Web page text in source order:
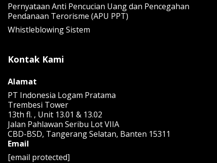
Pernyataan Anti Pencucian Uang dan Pencegahan
Pendanaan Terorisme (APU PPT)
Whistleblowing Sistem
Kontak Kami
Alamat
PT Indonesia Logam Pratama
Trembesi Tower
13th fl. , Unit 13.01 & 13.02
Jalan Pahlawan Seribu Lot VIIA
CBD-BSD, Tangerang Selatan, Banten 15311
Email
[email protected]